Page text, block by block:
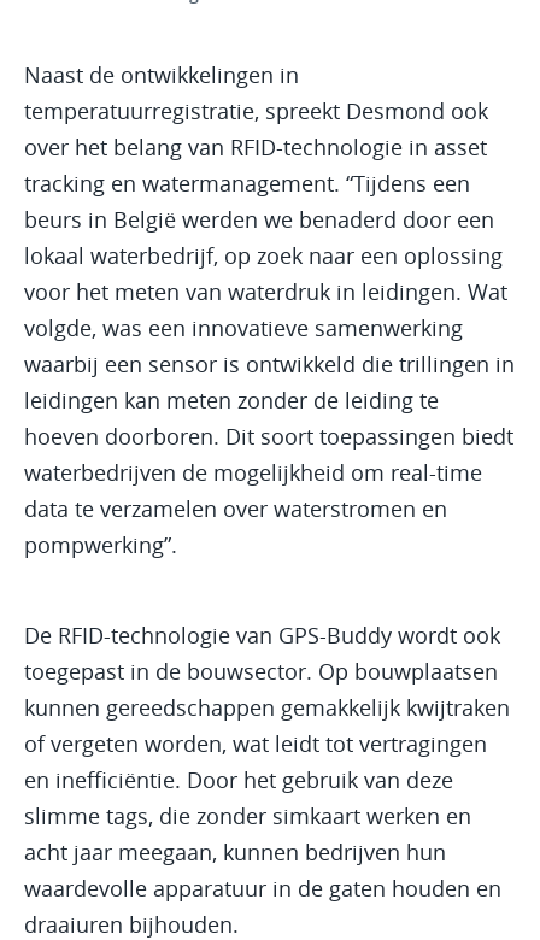
Naast de ontwikkelingen in
temperatuurregistratie, spreekt Desmond ook
over het belang van RFID-technologie in asset
tracking en watermanagement. “Tijdens een
beurs in België werden we benaderd door een
lokaal waterbedrijf, op zoek naar een oplossing
voor het meten van waterdruk in leidingen. Wat
volgde, was een innovatieve samenwerking
waarbij een sensor is ontwikkeld die trillingen in
leidingen kan meten zonder de leiding te
hoeven doorboren. Dit soort toepassingen biedt
waterbedrijven de mogelijkheid om real-time
data te verzamelen over waterstromen en
pompwerking”.
De RFID-technologie van GPS-Buddy wordt ook
toegepast in de bouwsector. Op bouwplaatsen
kunnen gereedschappen gemakkelijk kwijtraken
of vergeten worden, wat leidt tot vertragingen
en inefficiëntie. Door het gebruik van deze
slimme tags, die zonder simkaart werken en
acht jaar meegaan, kunnen bedrijven hun
waardevolle apparatuur in de gaten houden en
draaiuren bijhouden.